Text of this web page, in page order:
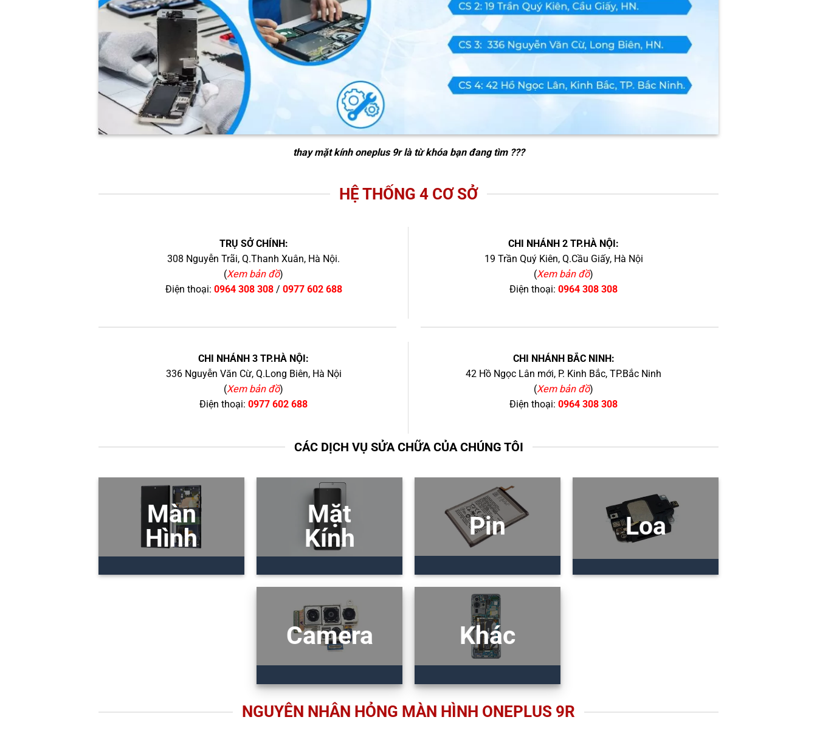
thay mặt kính oneplus 9rlà từ khóa bạn đang tìm ???
HỆ THỐNG 4 CƠ SỞ
TRỤ SỞ CHÍNH:
308 Nguyễn Trãi, Q.Thanh Xuân, Hà Nội.
(Xem bản đồ)
Điện thoại: 0964 308 308/ 0977 602 688
CHI NHÁNH 2 TP.HÀ NỘI:
19 Trần Quý Kiên, Q.Cầu Giấy, Hà Nội
(Xem bản đồ)
Điện thoại: 0964 308 308
CHI NHÁNH 3 TP.HÀ NỘI:
336 Nguyễn Văn Cừ, Q.Long Biên, Hà Nội
(Xem bản đồ)
Điện thoại: 0977 602 688
CHI NHÁNH BẮC NINH:
42 Hồ Ngọc Lân mới, P. Kinh Bắc, TP.Bắc Ninh
(Xem bản đồ)
Điện thoại: 0964 308 308
CÁC DỊCH VỤ SỬA CHỮA CỦA CHÚNG TÔI
Màn
Hình
Mặt
Kính
Pin Loa
Camera Khác
NGUYÊN NHÂN HỎNG MÀN HÌNH ONEPLUS 9R